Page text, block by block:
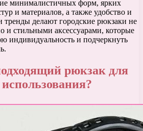
минималистичных форм, ярких
и материалов, а также удобство и
тренды делают городские рюкзаки не
и стильными аксессуарами, которые
индивидуальность и подчеркнуть
рюкзак для